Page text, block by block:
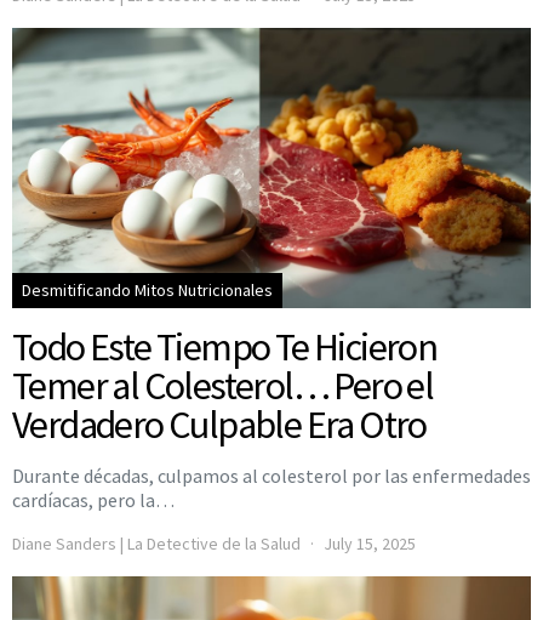
Desmitificando Mitos Nutricionales
Todo Este Tiempo Te Hicieron
Temer al Colesterol… Pero el
Verdadero Culpable Era Otro
Durante décadas, culpamos al colesterol por las enfermedades
cardíacas, pero la…
Diane Sanders | La Detective de la Salud July 15, 2025